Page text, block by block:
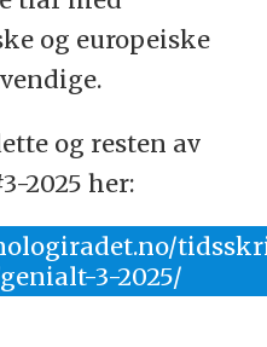
og europeiske
og resten av
2025 her:
3-2025/